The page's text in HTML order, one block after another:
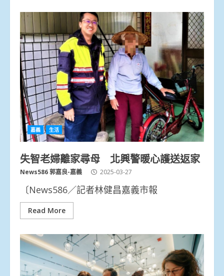
嘉義 生活
失智老婦離家尋母 北興警暖心護送返家
News586 郭嘉良-嘉義 2025-03-27
〔News586／記者林健昌嘉義市報
Read More